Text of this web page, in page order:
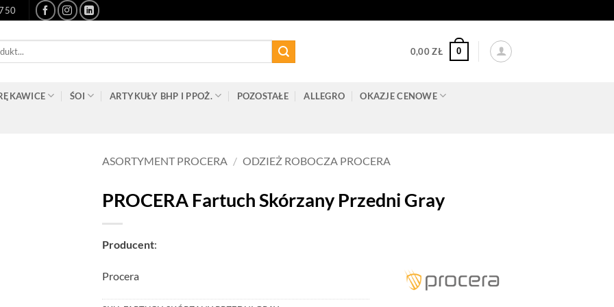
0,00ZŁ 0
ŚOI ARTYKUŁY BHP I PPOŻ. POZOSTAŁE ALLEGRO OKAZJE CENOWE
ASORTYMENT PROCERA / ODZIEŻ ROBOCZA PROCERA
PROCERA Fartuch Skórzany Przedni Gray
Producent:
Procera